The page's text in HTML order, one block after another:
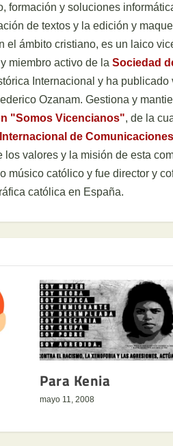
formación y soluciones
de textos y la edición y
el ámbito cristiano, es un laico
y miembro activo de la Sociedad
Internacional y ha
Ozanam. Gestiona y
"Somos Vicencianos", de la
de Comunicaciones
valores y la misión de esta
músico católico y fue director y
católica en España.
Para Kenia
mayo 11, 2008